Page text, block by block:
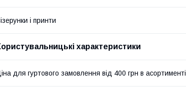
і принти
характеристики
для гуртового замовлення від 400 грн в асортименті